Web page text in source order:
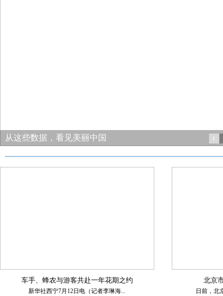
从这些数据，看见美丽中国 1
车手、蜂农与游客共赴一年花期之约
新华社西宁7月12日电（记者李琳海...
北京
日前，北